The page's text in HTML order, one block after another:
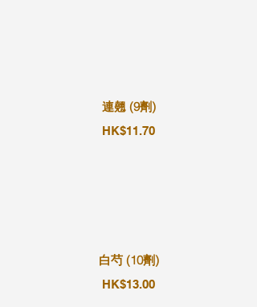
連翹 (9劑)
HK$11.70
白芍 (10劑)
HK$13.00